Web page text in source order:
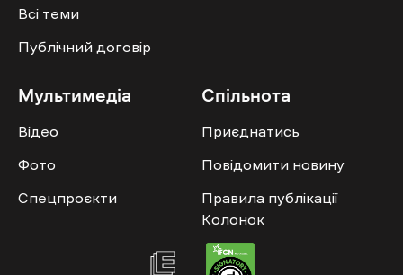
Всі теми
Публічний договір
Мультимедіа
Відео
Фото
Спецпроєкти
Спільнота
Приєднатись
Повідомити новину
Правила публікації
Колонок